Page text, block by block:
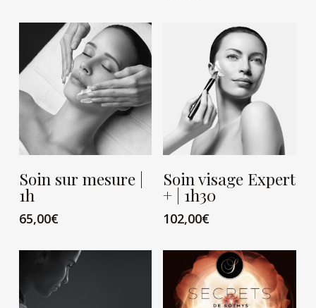
Soin sur mesure |
1h
65,00€
VIEW CARD
Soin visage Expert
+ | 1h30
102,00€